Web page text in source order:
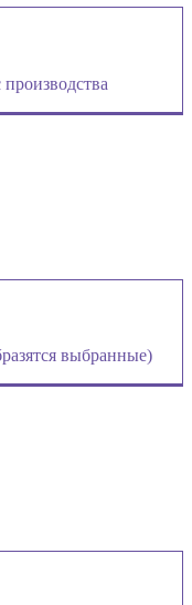
выбранные)